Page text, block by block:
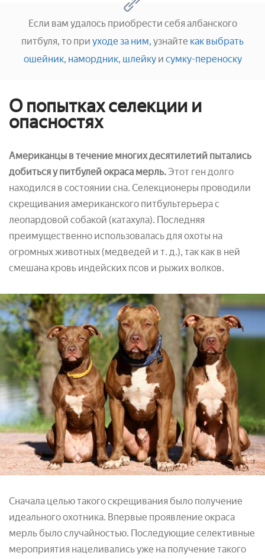
Если вам удалось приобрести себя албанского
питбуля, то при уходе за ним, узнайте как выбрать
ошейник, намордник, шлейкуи сумку-переноску
О попытках селекции и
опасностях
Американцы в течение многих десятилетий пытались
добиться у питбулей окраса мерль. Этот ген долго
находился в состоянии сна. Селекционеры проводили
скрещивания американского питбультерьера с
леопардовой собакой (катахула). Последняя
преимущественно использовалась для охоты на
огромных животных (медведей и т. д.), так как в ней
смешана кровь индейских псов и рыжих волков.
Сначала целью такого скрещивания было получение
идеального охотника. Впервые проявление окраса
мерль было случайностью. Последующие селективные
мероприятия нацеливались уже на получение такого